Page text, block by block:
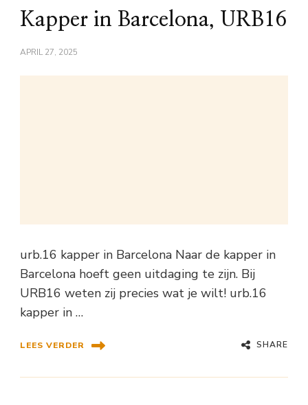
Kapper in Barcelona, URB16
APRIL 27, 2025
urb.16 kapper in Barcelona Naar de kapper in
Barcelona hoeft geen uitdaging te zijn. Bij
URB16 weten zij precies wat je wilt! urb.16
kapper in …
LEES VERDER SHARE